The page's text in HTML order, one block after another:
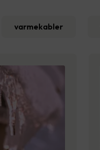
varmekabler